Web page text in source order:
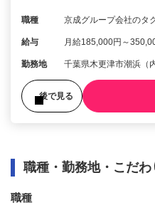
職種 京成グループ会社のタ
給与 月給185,000円～
勤務地 千葉県木更津市潮浜（
後で見る
職種・勤務地・こだ
職種